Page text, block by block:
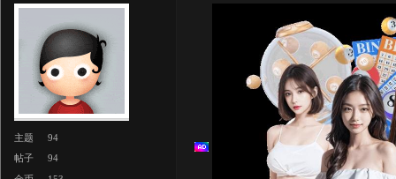
主题
94
帖子
94